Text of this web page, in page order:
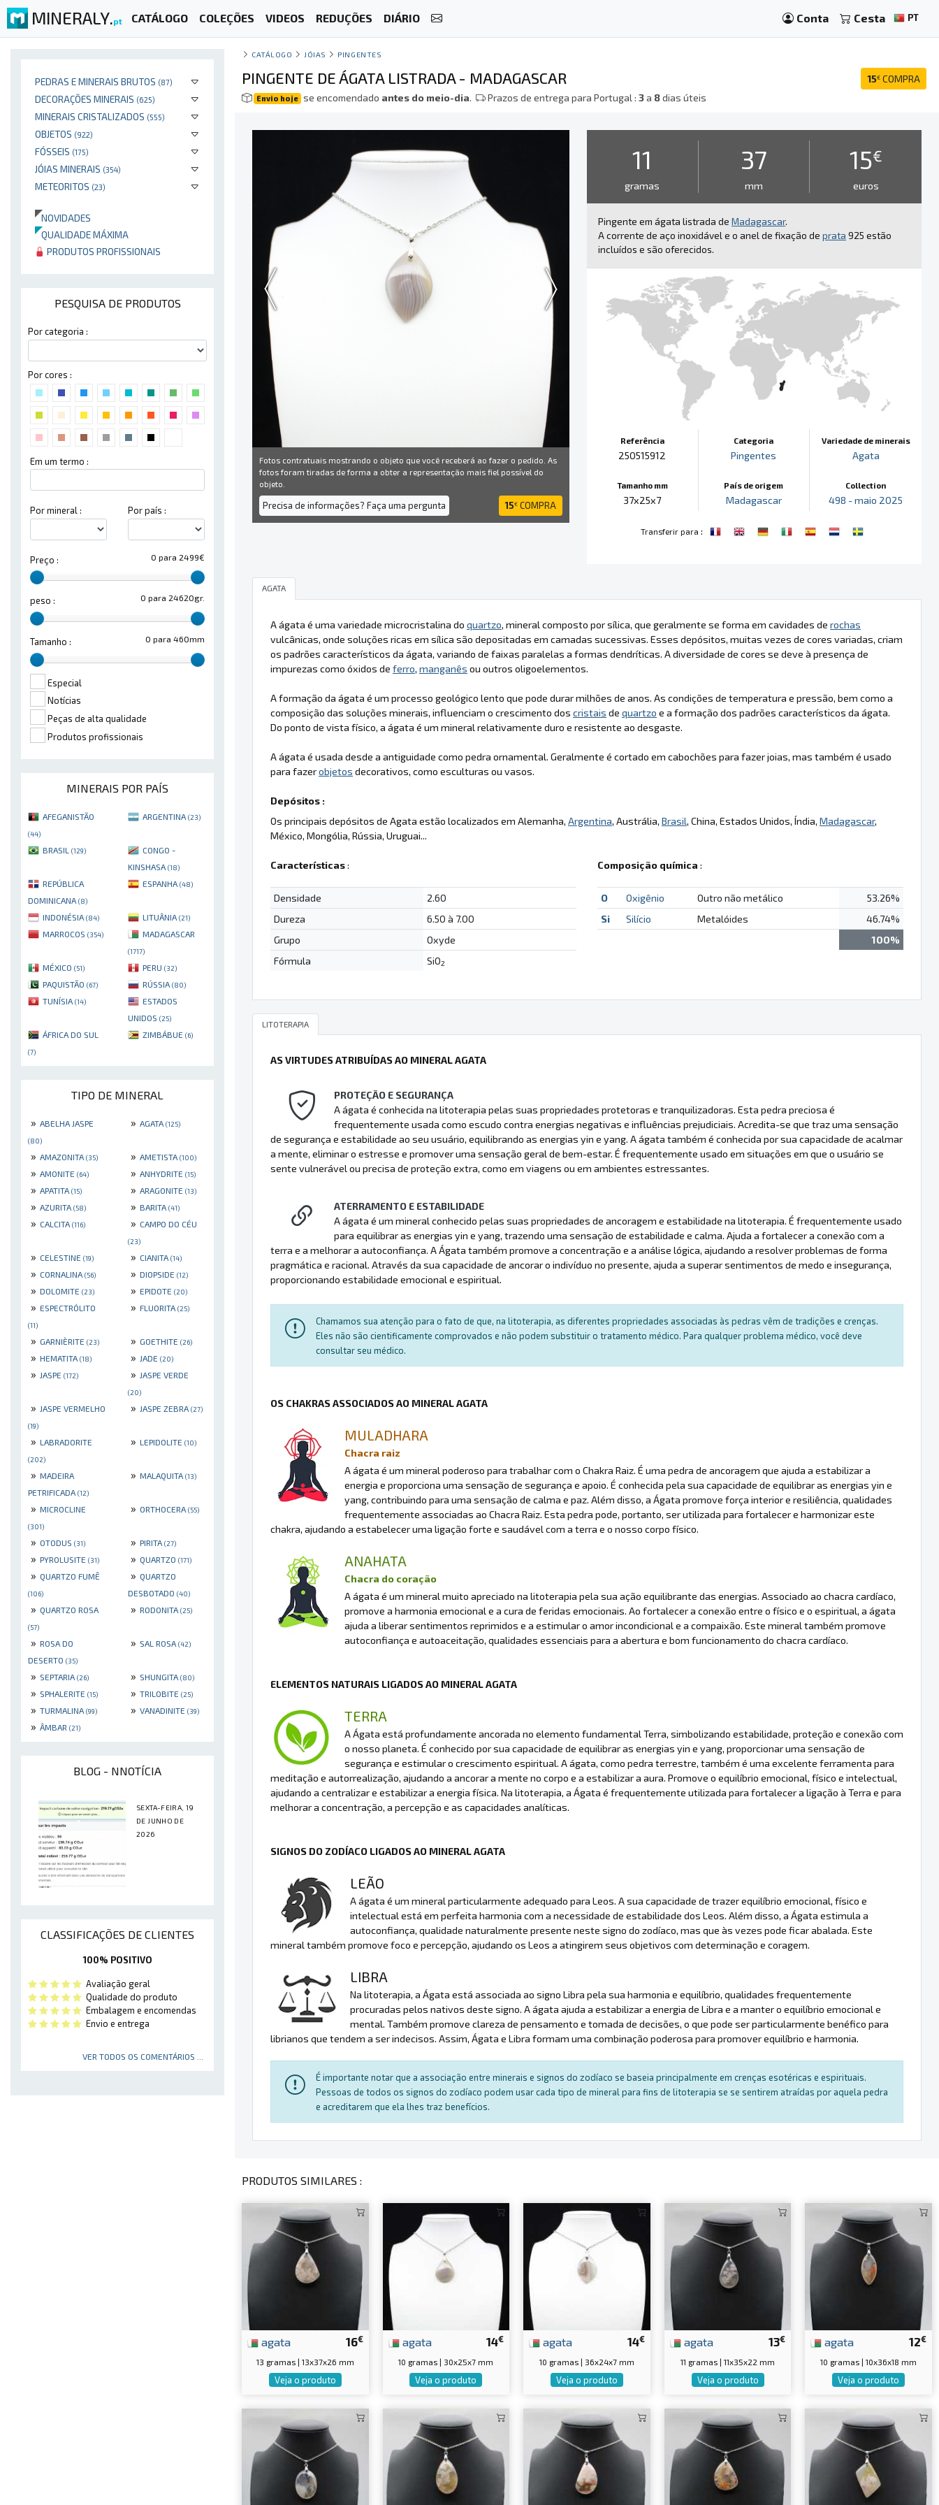
MINERALY.pt CATÁLOGO COLEÇÕES VIDEOS REDUÇÕES DIÁRIO Conta Cesta PT
PEDRAS E MINERAIS BRUTOS (87)
DECORAÇÕES MINERAIS (625)
MINERAIS CRISTALIZADOS (555)
OBJETOS (922)
FÓSSEIS (175)
JÓIAS MINERAIS (354)
METEORITOS (23)
NOVIDADES
QUALIDADE MÁXIMA
PRODUTOS PROFISSIONAIS
PESQUISA DE PRODUTOS
Por categoria :
Por cores :
Em um termo :
Por mineral : Por país :
0 para 2499€
Preço :
0 para 24620gr.
peso :
0 para 460mm
Tamanho :
Especial
Notícias
Peças de alta qualidade
Produtos profissionais
MINERAIS POR PAÍS
AFEGANISTÃO
(44)
ARGENTINA (23)
BRASIL (129)
CONGO -
KINSHASA (18)
REPÚBLICA
DOMINICANA (8)
ESPANHA (48)
INDONÉSIA (84) LITUÂNIA (21)
MARROCOS (354) MADAGASCAR
(1717)
MÉXICO (51) PERU (32)
PAQUISTÃO (67) RÚSSIA (80)
TUNÍSIA (14)
ESTADOS
UNIDOS (25)
ÁFRICA DO SUL
(7)
ZIMBÁBUE (6)
TIPO DE MINERAL
» ABELHA JASPE
(80)
» AGATA (125)
» AMAZONITA (35) » AMETISTA (100)
» AMONITE (64) » ANHYDRITE (15)
» APATITA (15) » ARAGONITE (13)
» AZURITA (58) » BARITA (41)
» CALCITA (116) » CAMPO DO CÉU
(23)
» CELESTINE (19) » CIANITA (14)
» CORNALINA (56) » DIOPSIDE (12)
» DOLOMITE (23) » EPIDOTE (20)
» ESPECTRÓLITO
(11)
» FLUORITA (25)
» GARNIÈRITE (23) » GOETHITE (26)
» HEMATITA (18) » JADE (20)
» JASPE (172) » JASPE VERDE
(20)
» JASPE VERMELHO
(19)
» JASPE ZEBRA (27)
» LABRADORITE
(202)
» LEPIDOLITE (10)
» MADEIRA
PETRIFICADA (12)
» MALAQUITA (13)
» MICROCLINE
(301)
» ORTHOCERA (55)
» OTODUS (31) » PIRITA (27)
» PYROLUSITE (31) » QUARTZO (171)
» QUARTZO FUMÊ
(106)
» QUARTZO
DESBOTADO (40)
» QUARTZO ROSA
(57)
» RODONITA (25)
» ROSA DO
DESERTO (35)
» SAL ROSA (42)
» SEPTARIA (26) » SHUNGITA (80)
» SPHALERITE (15) » TRILOBITE (25)
» TURMALINA (99) » VANADINITE (39)
» ÂMBAR (21)
BLOG - NNOTÍCIA
SEXTA-FEIRA, 19
DE JUNHO DE
2026
CLASSIFICAÇÕES DE CLIENTES
100% POSITIVO
Avaliação geral
Qualidade do produto
Embalagem e encomendas
Envio e entrega
VER TODOS OS COMENTÁRIOS ...
CATÁLOGO JÓIAS PINGENTES
15€ COMPRA
PINGENTE DE ÁGATA LISTRADA - MADAGASCAR
Envio hoje se encomendado antes do meio-dia. Prazos de entrega para Portugal :3a 8dias úteis
Fotos contratuais mostrando o objeto que você receberá ao fazer o pedido. As
fotos foram tiradas de forma a obter a representação mais fiel possível do
objeto.
Precisa de informações? Faça uma pergunta 15€ COMPRA
11
gramas
37
mm
15€
euros
Pingente em ágata listrada de Madagascar.
A corrente de aço inoxidável e o anel de fixação de prata 925 estão
incluídos e são oferecidos.
Referência
250515912
Tamanho mm
37x25x7
Categoria
Pingentes
País de origem
Madagascar
Variedade de minerais
Agata
Collection
498 - maio 2025
Transferir para :
AGATA
A ágata é uma variedade microcristalina do quartzo, mineral composto por sílica, que geralmente se forma em cavidades de rochas
vulcânicas, onde soluções ricas em sílica são depositadas em camadas sucessivas. Esses depósitos, muitas vezes de cores variadas, criam
os padrões característicos da ágata, variando de faixas paralelas a formas dendríticas. A diversidade de cores se deve à presença de
impurezas como óxidos de ferro, manganês ou outros oligoelementos.
A formação da ágata é um processo geológico lento que pode durar milhões de anos. As condições de temperatura e pressão, bem como a
composição das soluções minerais, influenciam o crescimento dos cristais de quartzo e a formação dos padrões característicos da ágata.
Do ponto de vista físico, a ágata é um mineral relativamente duro e resistente ao desgaste.
A ágata é usada desde a antiguidade como pedra ornamental. Geralmente é cortado em cabochões para fazer joias, mas também é usado
para fazerobjetos decorativos, como esculturas ou vasos.
Depósitos :
Os principais depósitos de Agata estão localizados em Alemanha, Argentina, Austrália, Brasil, China, Estados Unidos, Índia, Madagascar,
México, Mongólia, Rússia, Uruguai...
Características:
Densidade
2.60
Dureza
6.50 à 7.00
Grupo
Oxyde
Fórmula
SiO2
Composição química :
O Oxigênio Outro não metálico
53.26%
Si
Silício Metalóides
46.74%
100%
LITOTERAPIA
AS VIRTUDES ATRIBUÍDAS AO MINERAL AGATA
PROTEÇÃO E SEGURANÇA
A ágata é conhecida na litoterapia pelas suas propriedades protetoras e tranquilizadoras. Esta pedra preciosa é
frequentemente usada como escudo contra energias negativas e influências prejudiciais. Acredita-se que traz uma sensação
de segurança e estabilidade ao seu usuário, equilibrando as energias yin e yang. A ágata também é conhecida por sua capacidade de acalmar
a mente, eliminar o estresse e promover uma sensação geral de bem-estar. É frequentemente usado em situações em que o usuário se
sente vulnerável ou precisa de proteção extra, como em viagens ou em ambientes estressantes.
ATERRAMENTO E ESTABILIDADE
A ágata é um mineral conhecido pelas suas propriedades de ancoragem e estabilidade na litoterapia. É frequentemente usado
para equilibrar as energias yin e yang, trazendo uma sensação de estabilidade e calma. Ajuda a fortalecer a conexão com a
terra e a melhorar a autoconfiança. A Ágata também promove a concentração e a análise lógica, ajudando a resolver problemas de forma
pragmática e racional. Através da sua capacidade de ancorar o indivíduo no presente, ajuda a superar sentimentos de medo e insegurança,
proporcionando estabilidade emocional e espiritual.
Chamamos sua atenção para o fato de que, na litoterapia, as diferentes propriedades associadas às pedras vêm de tradições e crenças.
Eles não são cientificamente comprovados e não podem substituir o tratamento médico. Para qualquer problema médico, você deve
consultar seu médico.
OS CHAKRAS ASSOCIADOS AO MINERAL AGATA
MULADHARA
Chacra raiz
A ágata é um mineral poderoso para trabalhar com o Chakra Raiz. É uma pedra de ancoragem que ajuda a estabilizar a
energia e proporciona uma sensação de segurança e apoio. É conhecida pela sua capacidade de equilibrar as energias yin e
yang, contribuindo para uma sensação de calma e paz. Além disso, a Ágata promove força interior e resiliência, qualidades
frequentemente associadas ao Chacra Raiz. Esta pedra pode, portanto, ser utilizada para fortalecer e harmonizar este
chakra, ajudando a estabelecer uma ligação forte e saudável com a terra e o nosso corpo físico.
ANAHATA
Chacra do coração
A ágata é um mineral muito apreciado na litoterapia pela sua ação equilibrante das energias. Associado ao chacra cardíaco,
promove a harmonia emocional e a cura de feridas emocionais. Ao fortalecer a conexão entre o físico e o espiritual, a ágata
ajuda a liberar sentimentos reprimidos e a estimular o amor incondicional e a compaixão. Este mineral também promove
autoconfiança e autoaceitação, qualidades essenciais para a abertura e bom funcionamento do chacra cardíaco.
ELEMENTOS NATURAIS LIGADOS AO MINERAL AGATA
TERRA
A Ágata está profundamente ancorada no elemento fundamental Terra, simbolizando estabilidade, proteção e conexão com
o nosso planeta. É conhecido por sua capacidade de equilibrar as energias yin e yang, proporcionar uma sensação de
segurança e estimular o crescimento espiritual. A ágata, como pedra terrestre, também é uma excelente ferramenta para
meditação e autorrealização, ajudando a ancorar a mente no corpo e a estabilizar a aura. Promove o equilíbrio emocional, físico e intelectual,
ajudando a centralizar e estabilizar a energia física. Na litoterapia, a Ágata é frequentemente utilizada para fortalecer a ligação à Terra e para
melhorar a concentração, a percepção e as capacidades analíticas.
SIGNOS DO ZODÍACO LIGADOS AO MINERAL AGATA
LEÃO
A ágata é um mineral particularmente adequado para Leos. A sua capacidade de trazer equilíbrio emocional, físico e
intelectual está em perfeita harmonia com a necessidade de estabilidade dos Leos. Além disso, a Ágata estimula a
autoconfiança, qualidade naturalmente presente neste signo do zodíaco, mas que às vezes pode ficar abalada. Este
mineral também promove foco e percepção, ajudando os Leos a atingirem seus objetivos com determinação e coragem.
LIBRA
Na litoterapia, a Ágata está associada ao signo Libra pela sua harmonia e equilíbrio, qualidades frequentemente
procuradas pelos nativos deste signo. A ágata ajuda a estabilizar a energia de Libra e a manter o equilíbrio emocional e
mental. Também promove clareza de pensamento e tomada de decisões, o que pode ser particularmente benéfico para
librianos que tendem a ser indecisos. Assim, Ágata e Libra formam uma combinação poderosa para promover equilíbrio e harmonia.
É importante notar que a associação entre minerais e signos do zodíaco se baseia principalmente em crenças esotéricas e espirituais.
Pessoas de todos os signos do zodíaco podem usar cada tipo de mineral para fins de litoterapia se se sentirem atraídas por aquela pedra
e acreditarem que ela lhes traz benefícios.
PRODUTOS SIMILARES :
16€
agata
13 gramas | 13x37x26 mm
Veja o produto
14€
agata
10 gramas | 30x25x7 mm
Veja o produto
14€
agata
10 gramas | 36x24x7 mm
Veja o produto
13€
agata
11 gramas | 11x35x22 mm
Veja o produto
12€
agata
10 gramas | 10x36x18 mm
Veja o produto